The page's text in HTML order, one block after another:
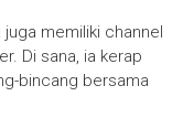
memiliki channel
Di sana, ia kerap
bincang bersama